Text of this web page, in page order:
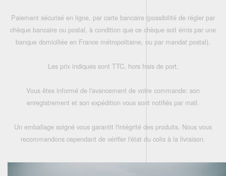
Paiement sécurisé en ligne, par carte bancaire (possibilité de régler par
chèque bancaire ou postal, à condition que ce chèque soit émis par une
banque domiciliée en France métropolitaine, ou par mandat postal),
Les prix indiqués sont TTC, hors frais de port,
Vous êtes informé de l'avancement de votre commande: son
enregistrement et son expédition vous sont notifiés par mail.
Un emballage soigné vous garantit l'intégrité des produits. Nous vous
recommandons cependant de vérifier l'état du colis à la livraison.